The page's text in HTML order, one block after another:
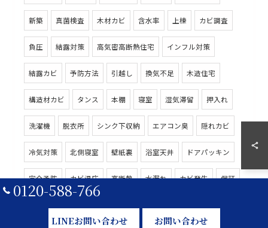
新築 真菌検査 木材カビ 含水率 上棟 カビ調査
負圧 結露対策 高気密高断熱住宅 インフル対策
結露カビ 予防方法 引越し 換気不足 木造住宅
構造材カビ タンス 本棚 寝室 湿気滞留 押入れ
洗濯機 脱衣所 シンク下収納 エアコン臭 隠れカビ
冷気対策 北側寝室 壁紙裏 浴室天井 ドアパッキン
完全予防 カビ温床 高断熱 水漏れ カビ発生 保証
0120-588-766
LINEお問い合わせ お問い合わせ